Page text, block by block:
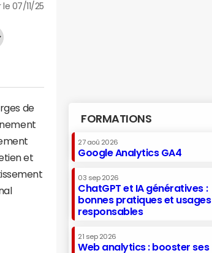
le 07/11/25
de
et
FORMATIONS
27 aoû 2026
Google Analytics GA4
03 sep 2026
ChatGPT et IA génératives :
bonnes pratiques et usages
responsables
21 sep 2026
Web analytics : booster ses